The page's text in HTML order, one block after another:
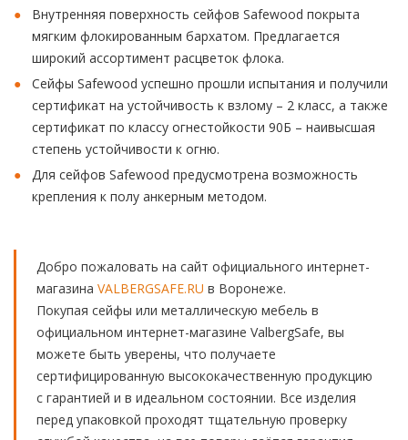
Внутренняя поверхность сейфов Safewood покрыта
мягким флокированным бархатом. Предлагается
широкий ассортимент расцветок флока.
Сейфы Safewood успешно прошли испытания и получили
сертификат на устойчивость к взлому – 2 класс, а также
сертификат по классу огнестойкости 90Б – наивысшая
степень устойчивости к огню.
Для сейфов Safewood предусмотрена возможность
крепления к полу анкерным методом.
Добро пожаловать на сайт официального интернет-
магазина VALBERGSAFE.RU в Воронеже.
Покупая сейфы или металлическую мебель в
официальном интернет-магазине ValbergSafe, вы
можете быть уверены, что получаете
сертифицированную высококачественную продукцию
с гарантией и в идеальном состоянии. Все изделия
перед упаковкой проходят тщательную проверку